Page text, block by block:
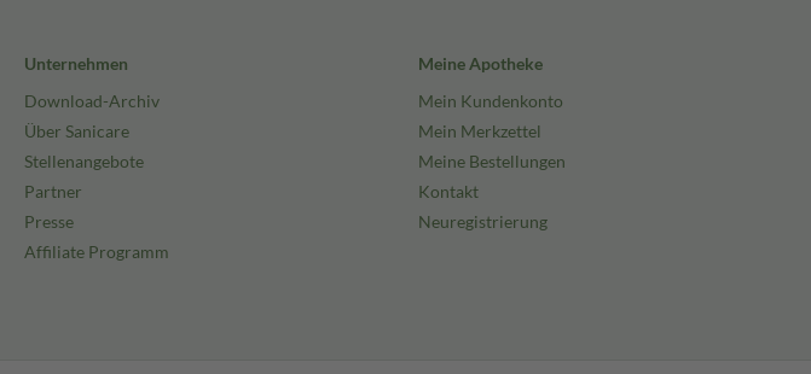
Unternehmen
Download-Archiv
Über Sanicare
Stellenangebote
Partner
Presse
Affiliate Programm
Meine Apotheke
Mein Kundenkonto
Mein Merkzettel
Meine Bestellungen
Kontakt
Neuregistrierung